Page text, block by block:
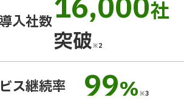
入社数16,000社
突破※2
ス継続率 99% ※3